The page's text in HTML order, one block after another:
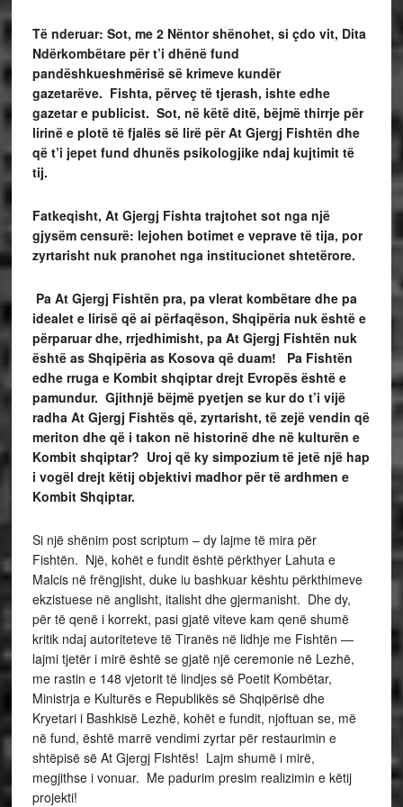
Të nderuar: Sot, me 2 Nëntor shënohet, si çdo vit, Dita
Ndërkombëtare për t’i dhënë fund
pandëshkueshmërisë së krimeve kundër
gazetarëve. Fishta, përveç të tjerash, ishte edhe
gazetar e publicist. Sot, në këtë ditë, bëjmë thirrje për
lirinë e plotë të fjalës së lirë për At Gjergj Fishtën dhe
që t’i jepet fund dhunës psikologjike ndaj kujtimit të
tij.
Fatkeqisht, At Gjergj Fishta trajtohet sot nga një
gjysëm censurë: lejohen botimet e veprave të tija, por
zyrtarisht nuk pranohet nga institucionet shtetërore.
Pa At Gjergj Fishtën pra, pa vlerat kombëtare dhe pa
idealet e lirisë që ai përfaqëson, Shqipëria nuk është e
përparuar dhe, rrjedhimisht, pa At Gjergj Fishtën nuk
është as Shqipëria as Kosova që duam! Pa Fishtën
edhe rruga e Kombit shqiptar drejt Evropës është e
pamundur. Gjithnjë bëjmë pyetjen se kur do t’i vijë
radha At Gjergj Fishtës që, zyrtarisht, të zejë vendin që
meriton dhe që i takon në historinë dhe në kulturën e
Kombit shqiptar? Uroj që ky simpozium të jetë një hap
i vogël drejt këtij objektivi madhor për të ardhmen e
Kombit Shqiptar.
Si një shënim post scriptum – dy lajme të mira për
Fishtën. Një, kohët e fundit është përkthyer Lahuta e
Malcis në frëngjisht, duke iu bashkuar kështu përkthimeve
ekzistuese në anglisht, italisht dhe gjermanisht. Dhe dy,
për të qenë i korrekt, pasi gjatë viteve kam qenë shumë
kritik ndaj autoriteteve të Tiranës në lidhje me Fishtën —
lajmi tjetër i mirë është se gjatë një ceremonie në Lezhë,
me rastin e 148 vjetorit të lindjes së Poetit Kombëtar,
Ministrja e Kulturës e Republikës së Shqipërisë dhe
Kryetari i Bashkisë Lezhë, kohët e fundit, njoftuan se, më
në fund, është marrë vendimi zyrtar për restaurimin e
shtëpisë së At Gjergj Fishtës! Lajm shumë i mirë,
megjithse i vonuar. Me padurim presim realizimin e këtij
projekti!